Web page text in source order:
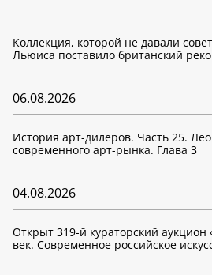
Коллекция, которой не давали
Льюиса поставило британский
06.08.2026
История арт-дилеров. Часть 25.
современного арт-рынка. Глава 3
04.08.2026
Открыт 319-й кураторский аукцион
век. Современное российское